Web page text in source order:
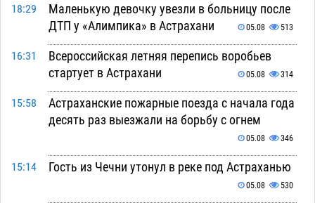
18:29
Маленькую девочку увезли в больницу после
ДТП у «Алимпика» в Астрахани
05.08 513
16:31
Всероссийская летняя перепись воробьев
стартует в Астрахани
05.08 314
15:58
Астраханские пожарные поезда с начала года
десять раз выезжали на борьбу с огнем
05.08 346
15:14 Гость из Чечни утонул в реке под Астраханью
05.08 530